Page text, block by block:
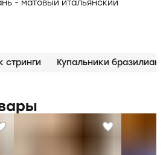
- матовый итальянский
стринги Купальники бразилиана